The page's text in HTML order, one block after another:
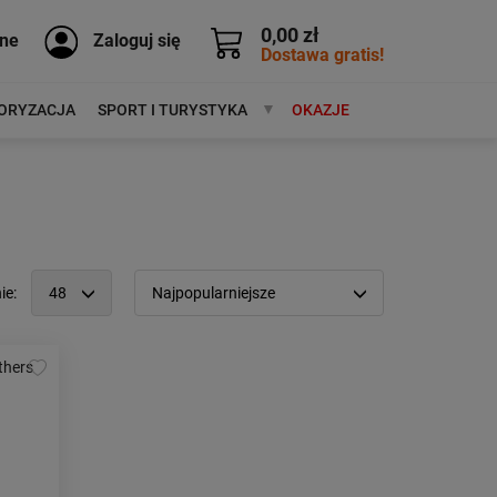
0,00 zł
Dostawa gratis!
Zaloguj się
SPORT I TURYSTYKA MARKIOKAZJE
48 Najpopularniejsze